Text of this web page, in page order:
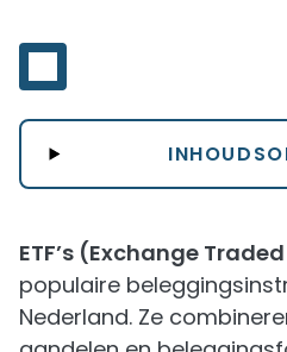
ETF’s (Exchange
populaire
Nederland. Ze